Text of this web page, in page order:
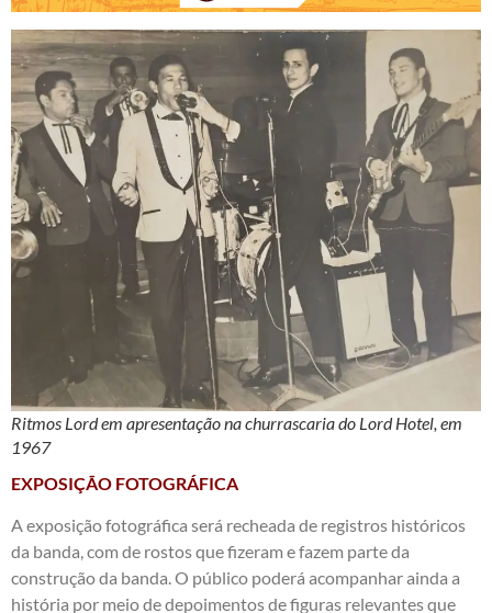
Ritmos Lord em apresentação na churrascaria do Lord Hotel, em
1967
EXPOSIÇÃO FOTOGRÁFICA
A exposição fotográfica será recheada de registros históricos
da banda, com de rostos que fizeram e fazem parte da
construção da banda. O público poderá acompanhar ainda a
história por meio de depoimentos de figuras relevantes que